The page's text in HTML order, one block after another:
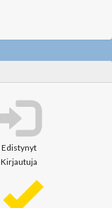
Edistynyt
Kirjautuja